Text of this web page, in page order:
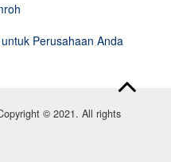
Perusahaan Anda
© 2021. All rights